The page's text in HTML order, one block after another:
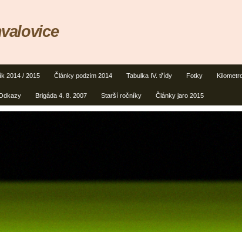
2014 / 2015 Články podzim 2014 Tabulka IV. třídy Fotky
Brigáda 4. 8. 2007 Starší ročníky Články jaro 2015